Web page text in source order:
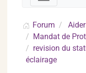
Forum
Mandat de
revision du
éclairage